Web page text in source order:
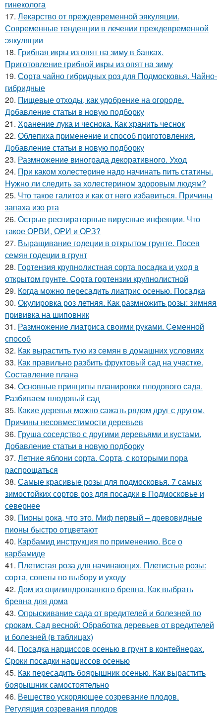
гинеколога
17. Лекарство от преждевременной эякуляции.
Современные тенденции в лечении преждевременной
эякуляции
18. Грибная икры из опят на зиму в банках.
Приготовление грибной икры из опят на зиму
19. Сорта чайно гибридных роз для Подмосковья. Чайно-
гибридные
20. Пищевые отходы, как удобрение на огороде.
Добавление статьи в новую подборку
21. Хранение лука и чеснока. Как хранить чеснок
22. Облепиха применение и способ приготовления.
Добавление статьи в новую подборку
23. Размножение винограда декоративного. Уход
24. При каком холестерине надо начинать пить статины.
Нужно ли следить за холестерином здоровым людям?
25. Что такое галитоз и как от него избавиться. Причины
запаха изо рта
26. Острые респираторные вирусные инфекции. Что
такое ОРВИ, ОРИ и ОРЗ?
27. Выращивание годеции в открытом грунте. Посев
семян годеции в грунт
28. Гортензия крупнолистная сорта посадка и уход в
открытом грунте. Сорта гортензии крупнолистной
29. Когда можно пересадить лиатрис осенью. Посадка
30. Окулировка роз летняя. Как размножить розы: зимняя
прививка на шиповник
31. Размножение лиатриса своими руками. Семенной
способ
32. Как вырастить тую из семян в домашних условиях
33. Как правильно разбить фруктовый сад на участке.
Составление плана
34. Основные принципы планировки плодового сада.
Разбиваем плодовый сад
35. Какие деревья можно сажать рядом друг с другом.
Причины несовместимости деревьев
36. Груша соседство с другими деревьями и кустами.
Добавление статьи в новую подборку
37. Летние яблони сорта. Сорта, с которыми пора
распрощаться
38. Самые красивые розы для подмосковья. 7 самых
зимостойких сортов роз для посадки в Подмосковье и
севернее
39. Пионы рока, что это. Миф первый – древовидные
пионы быстро отцветают
40. Карбамид инструкция по применению. Все о
карбамиде
41. Плетистая роза для начинающих. Плетистые розы:
сорта, советы по выбору и уходу
42. Дом из оцилиндрованного бревна. Как выбрать
бревна для дома
43. Опрыскивание сада от вредителей и болезней по
срокам. Сад весной: Обработка деревьев от вредителей
и болезней (в таблицах)
44. Посадка нарциссов осенью в грунт в контейнерах.
Сроки посадки нарциссов осенью
45. Как пересадить боярышник осенью. Как вырастить
боярышник самостоятельно
46. Вещество ускоряющее созревание плодов.
Регуляция созревания плодов